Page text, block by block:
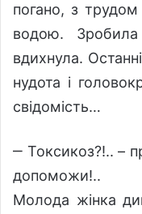
погано, з трудом
водою. Зробила
вдихнула.
нудота і
свідомість…
‒ Токсикоз?!.. –
допоможи!..
Молода жінка